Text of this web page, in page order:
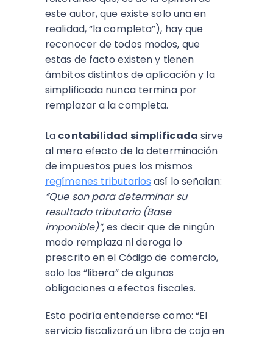
este autor, que existe solo una en
realidad, “la completa”), hay que
reconocer de todos modos, que
estas de facto existen y tienen
ámbitos distintos de aplicación y la
simplificada nunca termina por
remplazar a la completa.
La contabilidad simplificada sirve
al mero efecto de la determinación
de impuestos pues los mismos
regímenes tributarios así lo señalan:
“Que son para determinar su
resultado tributario (Base
imponible)”, es decir que de ningún
modo remplaza ni deroga lo
prescrito en el Código de comercio,
solo los “libera” de algunas
obligaciones a efectos fiscales.
Esto podría entenderse como: “El
servicio fiscalizará un libro de caja en